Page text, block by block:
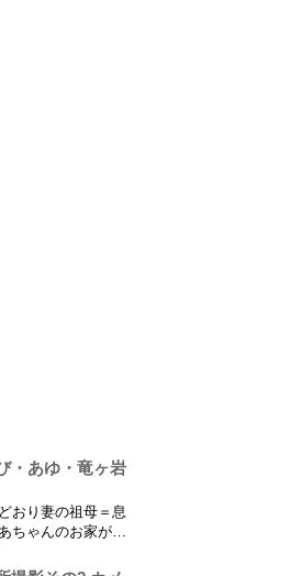
・あゆ・竜ヶ岩
おり妻の祖母＝息
ちゃんのお家があ
健在なのはとって